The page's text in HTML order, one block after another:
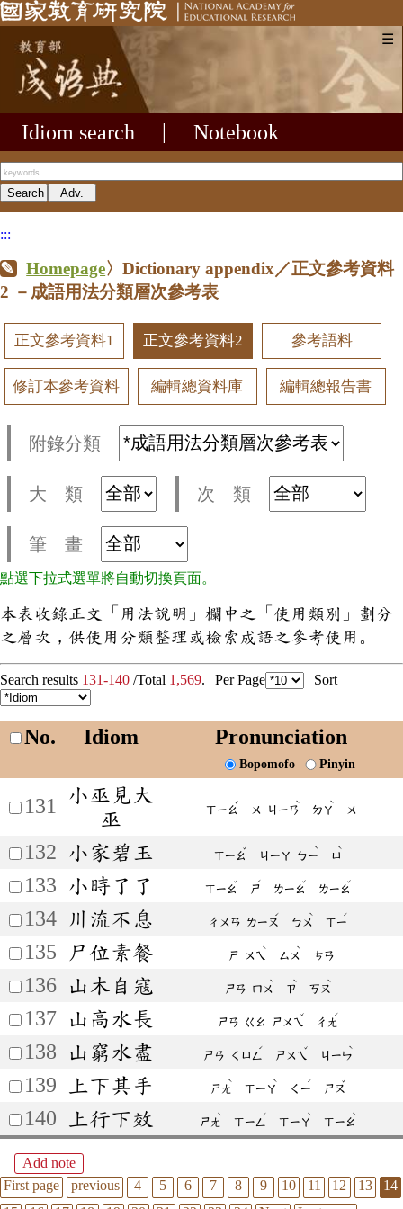
☰
Idiom search Notebook
:::
Homepage〉Dictionary appendix／正文參考資料
2 －成語用法分類層次參考表
正文參考資料1 正文參考資料2 參考語料
修訂本參考資料 編輯總資料庫 編輯總報告書
附錄分類
大 類 次 類
筆 畫
點選下拉式選單將自動切換頁面。
本表收錄正文「用法說明」欄中之「使用類別」劃分
之層次，供使用分類整理或檢索成語之參考使用。
Search results 131-140 /Total 1,569. | Per Page | Sort
No. Idiom Pronunciation
Bopomofo Pinyin
131
小巫見大
巫
ㄒㄧㄠ
ˇ
ㄨ ㄐㄧㄢ
ˋ
ㄉㄚ
ˋ
ㄨ
132 小家碧玉 ㄒㄧㄠ
ˇ
ㄐㄧㄚ ㄅㄧ
ˋ
ㄩ
ˋ
133 小時了了 ㄒㄧㄠ
ˇ
ㄕ
ˊ
ㄌㄧㄠ
ˇ
ㄌㄧㄠ
ˇ
134 川流不息 ㄔㄨㄢ ㄌㄧㄡ
ˊ
ㄅㄨ
ˋ
ㄒㄧ
ˊ
135 尸位素餐 ㄕ ㄨㄟ
ˋ
ㄙㄨ
ˋ
ㄘㄢ
136 山木自寇 ㄕㄢ ㄇㄨ
ˋ
ㄗ
ˋ
ㄎㄡ
ˋ
137 山高水長 ㄕㄢ ㄍㄠ ㄕㄨㄟ
ˇ
ㄔㄤ
ˊ
138 山窮水盡 ㄕㄢ ㄑㄩㄥ
ˊ
ㄕㄨㄟ
ˇ
ㄐㄧㄣ
ˋ
139 上下其手 ㄕㄤ
ˋ
ㄒㄧㄚ
ˋ
ㄑㄧ
ˊ
ㄕㄡ
ˇ
140 上行下效 ㄕㄤ
ˋ
ㄒㄧㄥ
ˊ
ㄒㄧㄚ
ˋ
ㄒㄧㄠ
ˋ
Add note
First page
previous 4 5 6 7 8 9 10 11 12 13
14